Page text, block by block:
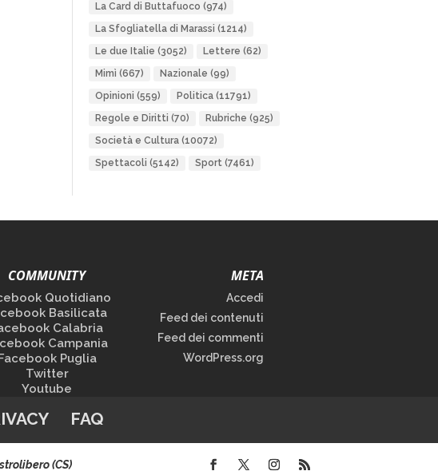
La Card di Buttafuoco (974)
La Sfogliatella di Marassi (1214)
Le due Italie (3052) Lettere (62)
Mimì (667) Nazionale (99)
Opinioni (559) Politica(11791)
Regole e Diritti (70) Rubriche (925)
Società e Cultura(10072)
Spettacoli (5142) Sport(7461)
COMMUNITY
Quotidiano
Basilicata
Calabria
Campania
Facebook Puglia
Twitter
Youtube
META
Accedi
Feed dei contenuti
Feed dei commenti
WordPress.org
FAQ
(CS)